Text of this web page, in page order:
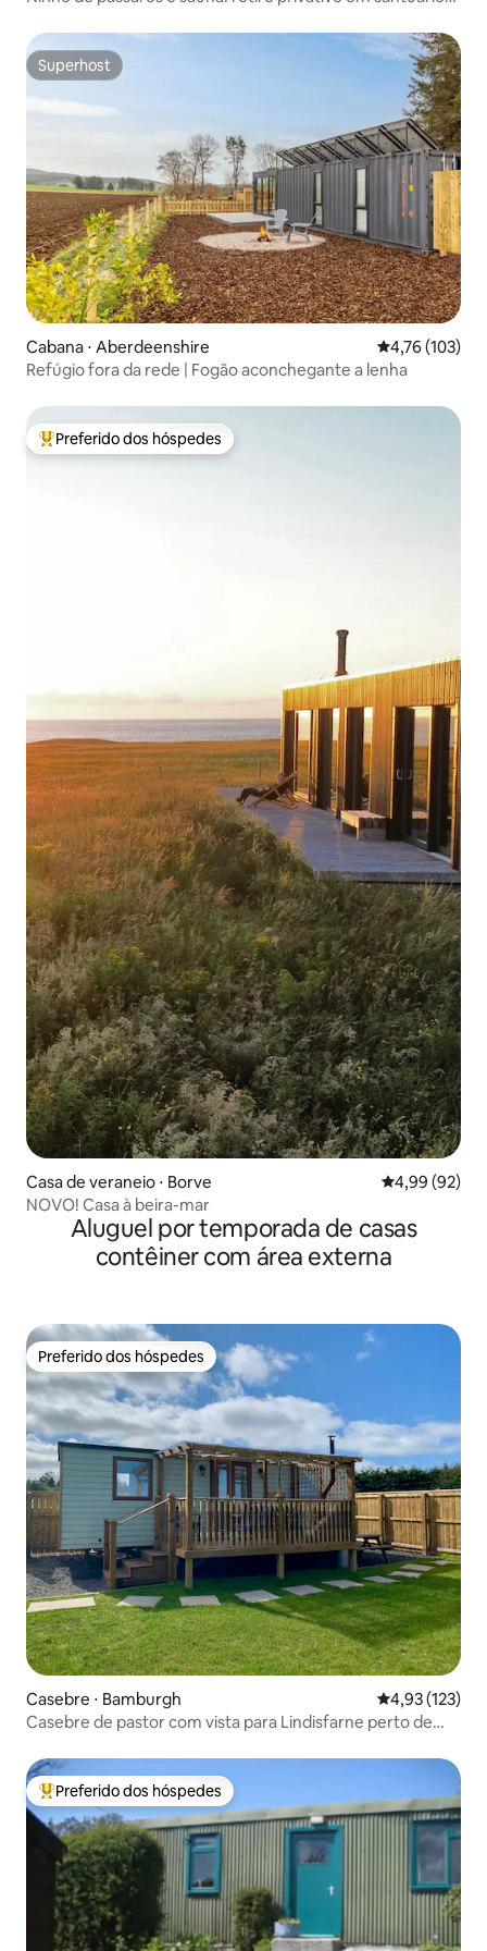
Superhost
Superhost
Cabana ⋅ Aberdeenshire 4,76 de uma
4,76 (103)
Refúgio fora da rede | Fogão aconchegante a lenha
Entre os melhores preferidos dos hóspedes
Preferido dos hóspedes
Casa de veraneio ⋅ Borve 4,99 de uma
4,99 (92)
NOVO! Casa à beira-mar
Aluguel por temporada de casas
contêiner com área externa
Preferido dos hóspedes
Preferido dos hóspedes
Casebre ⋅ Bamburgh 4,93 de uma
4,93 (123)
Casebre de pastor com vista para Lindisfarne perto de
Entre os melhores preferidos dos hóspedes
Preferido dos hóspedes